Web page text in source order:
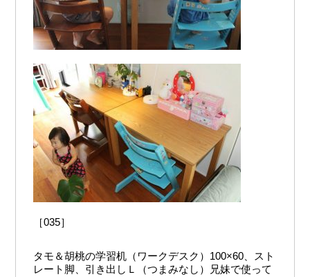
［035］
タモ＆胡桃の学習机（ワークデスク）100×60、スト
レート脚、引き出しＬ（つまみなし）兄妹で使って